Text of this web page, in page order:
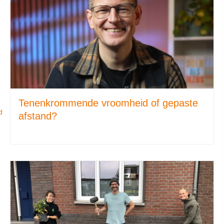
Tenenkrommende vroomheid of gepaste
afstand?